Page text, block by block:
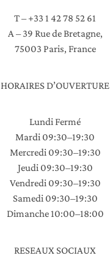
T – +33 1 42 78 52 61
A – 39 Rue de Bretagne,
75003 Paris, France
HORAIRES D’OUVERTURE
Lundi Fermé
Mardi 09:30–19:30
Mercredi 09:30–19:30
Jeudi 09:30–19:30
Vendredi 09:30–19:30
Samedi 09:30–19:30
Dimanche 10:00–18:00
RESEAUX SOCIAUX